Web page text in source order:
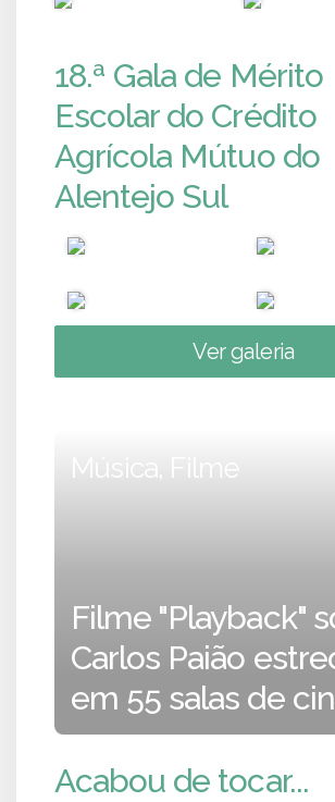
18.ª Gala de Mérito
Escolar do Crédito
Agrícola Mútuo do
Alentejo Sul
Ver galeria
Música, Filme
Filme "Playback"
Carlos Paião
em 55 salas de
Acabou de tocar...